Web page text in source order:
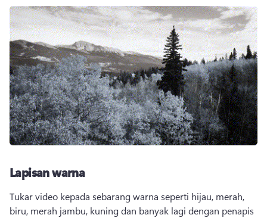
Lapisan warna
Tukar video kepada sebarang warna seperti hijau, merah,
biru, merah jambu, kuning dan banyak lagi dengan penapis